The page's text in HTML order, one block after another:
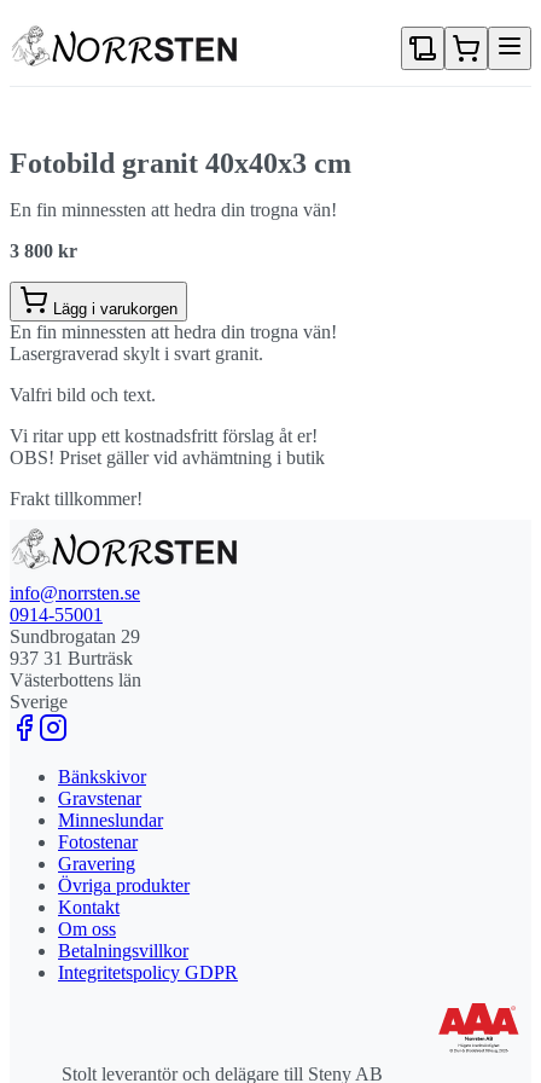
Fotobild granit 40x40x3 cm
En fin minnessten att hedra din trogna vän!
3 800 kr
Lägg i varukorgen
En fin minnessten att hedra din trogna vän!
Lasergraverad skylt i svart granit.
Valfri bild och text.
Vi ritar upp ett kostnadsfritt förslag åt er!
OBS! Priset gäller vid avhämtning i butik
Frakt tillkommer!
info@norrsten.se
0914-55001
Sundbrogatan 29
937 31 Burträsk
Västerbottens län
Sverige
Bänkskivor
Gravstenar
Minneslundar
Fotostenar
Gravering
Övriga produkter
Kontakt
Om oss
Betalningsvillkor
Integritetspolicy GDPR
Stolt leverantör och delägare till Steny AB